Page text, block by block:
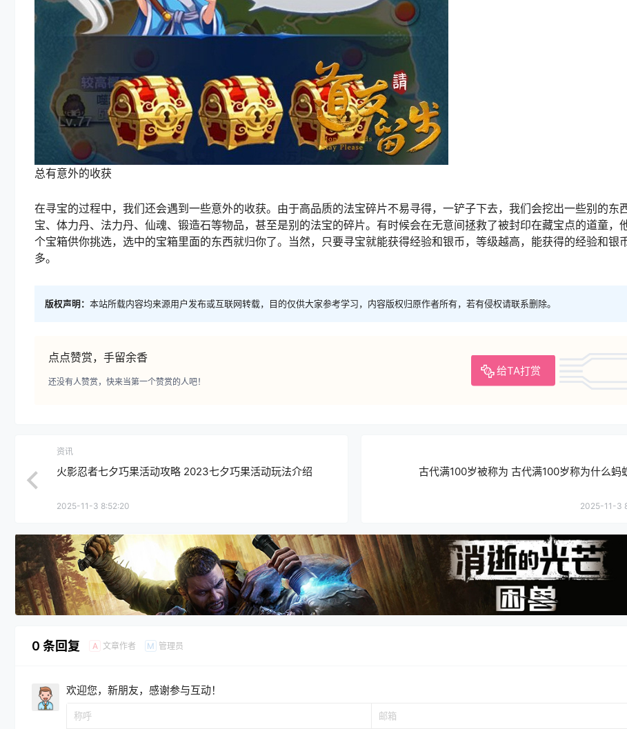
总有意外的收获
在寻宝的过程中，我们还会遇到一些意外的收获。由于高品质的法宝碎片不易寻得，一铲子下去，我们会挖出一些别的东
宝、体力丹、法力丹、仙魂、锻造石等物品，甚至是别的法宝的碎片。有时候会在无意间拯救了被封印在藏宝点的道童，
个宝箱供你挑选，选中的宝箱里面的东西就归你了。当然，只要寻宝就能获得经验和银币，等级越高，能获得的经验和银
多。
版权声明： 本站所载内容均来源用户发布或互联网转载，目的仅供大家参考学习，内容版权归原作者所有，若有侵权请联系删除。
点点赞赏，手留余香
给TA打赏
还没有人赞赏，快来当第一个赞赏的人吧！
资讯
火影忍者七夕巧果活动攻略 2023七夕巧果活动玩法介绍
2025-11-3 8:52:20
古代满100岁被称为 古代满100岁称为什么蚂
2025-11-3
0 条回复 A 文章作者 M 管理员
欢迎您，新朋友，感谢参与互动！